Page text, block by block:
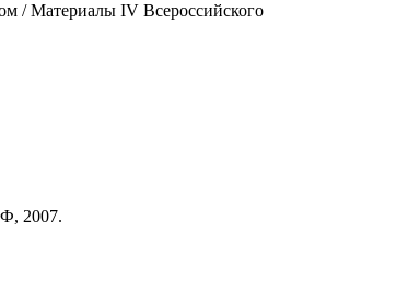
/ Материалы IV Всероссийского
2007.